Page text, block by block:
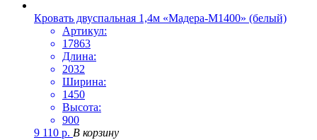
Кровать двуспальная 1,4м «Мадера-М1400» (белый)
Артикул:
17863
Длина:
2032
Ширина:
1450
Высота:
900
9 110 р. В корзину